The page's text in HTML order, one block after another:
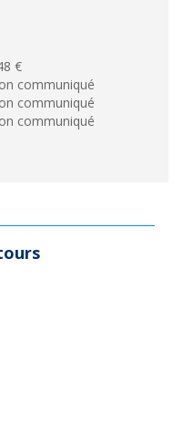
€
communiqué
communiqué
communiqué